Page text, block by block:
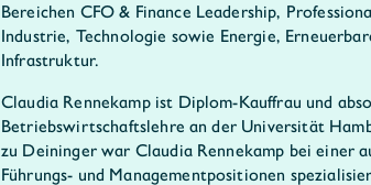
Bereichen CFO & Finance Leadership,
Industrie, Technologie sowie Energie,
Infrastruktur.
Claudia Rennekamp ist Diplom-Kauffrau und
Betriebswirtschaftslehre an der Universität
zu Deininger war Claudia Rennekamp bei einer
Führungs- und Managementpositionen